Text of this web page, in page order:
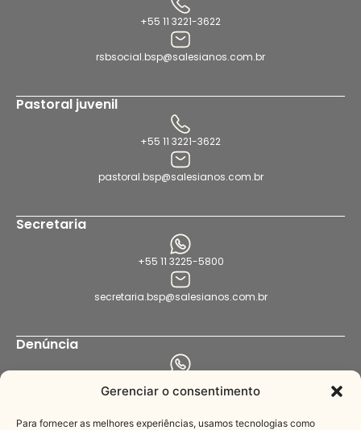
Gerenciar o consentimento
Para fornecer as melhores experiências, usamos tecnologias como
+55 11 3221-3622
rsbsocial.bsp@salesianos.com.br
Pastoral juvenil
+55 11 3221-3622
pastoral.bsp@salesianos.com.br
Secretaria
+55 11 3225-5800
secretaria.bsp@salesianos.com.br
Denúncia
denuncia.bsp@salesianos.com.br